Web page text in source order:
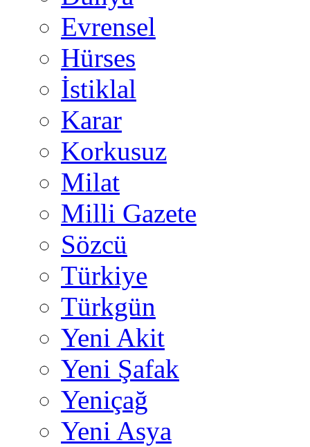
Evrensel
Hürses
İstiklal
Karar
Korkusuz
Milat
Milli Gazete
Sözcü
Türkiye
Türkgün
Yeni Akit
Yeni Şafak
Yeniçağ
Yeni Asya